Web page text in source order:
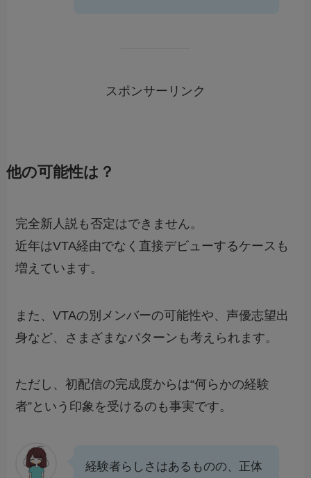
スポンサーリンク
他の可能性は？
完全新人説も否定はできません。
近年はVTA経由でなく直接デビューするケースも
増えています。
また、VTAの別メンバーの可能性や、声優志望出
身など、さまざまなパターンも考えられます。
ただし、初配信の完成度からは“何らかの経験
者”という印象を受けるのも事実です。
経験者らしさはあるものの、正体